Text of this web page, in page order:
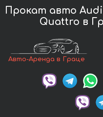
Прокат авто Audi
Quattro в
Авто-Аренда в Граце